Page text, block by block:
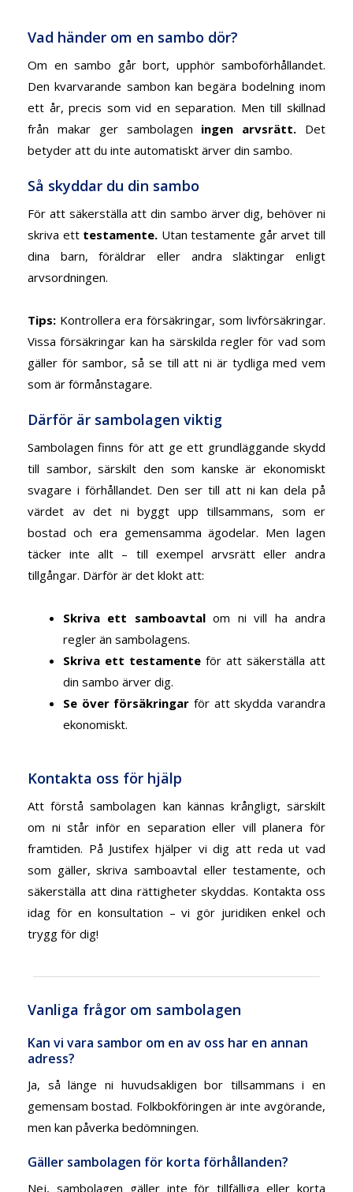
Vad händer om en sambo dör?
Om en sambo går bort, upphör samboförhållandet.
Den kvarvarande sambon kan begära bodelning inom
ett år, precis som vid en separation. Men till skillnad
från makar ger sambolagen ingen arvsrätt. Det
betyder att du inte automatiskt ärver din sambo.
Så skyddar du din sambo
För att säkerställa att din sambo ärver dig, behöver ni
skriva ett testamente. Utan testamente går arvet till
dina barn, föräldrar eller andra släktingar enligt
arvsordningen.
Tips: Kontrollera era försäkringar, som livförsäkringar.
Vissa försäkringar kan ha särskilda regler för vad som
gäller för sambor, så se till att ni är tydliga med vem
som är förmånstagare.
Därför är sambolagen viktig
Sambolagen finns för att ge ett grundläggande skydd
till sambor, särskilt den som kanske är ekonomiskt
svagare i förhållandet. Den ser till att ni kan dela på
värdet av det ni byggt upp tillsammans, som er
bostad och era gemensamma ägodelar. Men lagen
täcker inte allt – till exempel arvsrätt eller andra
tillgångar. Därför är det klokt att:
Skriva ett samboavtalom ni vill ha andra
regler än sambolagens.
Skriva ett testamente för att säkerställa att
din sambo ärver dig.
Se över försäkringar för att skydda varandra
ekonomiskt.
Kontakta oss för hjälp
Att förstå sambolagen kan kännas krångligt, särskilt
om ni står inför en separation eller vill planera för
framtiden. På Justifex hjälper vi dig att reda ut vad
som gäller, skriva samboavtal eller testamente, och
säkerställa att dina rättigheter skyddas. Kontakta oss
idag för en konsultation – vi gör juridiken enkel och
trygg för dig!
Vanliga frågor om sambolagen
Kan vi vara sambor om en av oss har en annan
adress?
Ja, så länge ni huvudsakligen bor tillsammans i en
gemensam bostad. Folkbokföringen är inte avgörande,
men kan påverka bedömningen.
Gäller sambolagen för korta förhållanden?
Nej, sambolagen gäller inte för tillfälliga eller korta